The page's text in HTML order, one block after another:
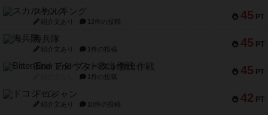
45 PT
スカルキング
紹介文あり 12件の投稿
45 PT
海兵隊
紹介文あり 1件の投稿
45 PT
Bitter End ブタペスト救出作戦
1件の投稿
42 PT
ドコジャン
紹介文あり 10件の投稿